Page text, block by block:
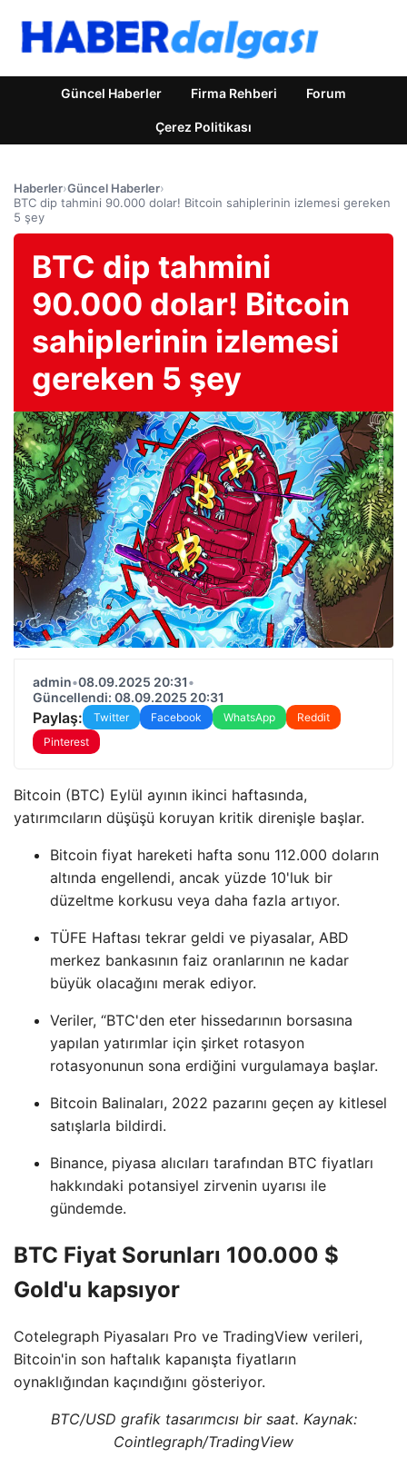
Güncel Haberler Firma Rehberi Forum
Çerez Politikası
Haberler›Güncel Haberler›
BTC dip tahmini 90.000 dolar! Bitcoin sahiplerinin izlemesi gereken
5 şey
BTC dip tahmini
90.000 dolar! Bitcoin
sahiplerinin izlemesi
gereken 5 şey
admin•08.09.2025 20:31•
Güncellendi: 08.09.2025 20:31
Paylaş: Twitter Facebook WhatsApp
Reddit
Pinterest
Bitcoin (BTC) Eylül ayının ikinci haftasında,
yatırımcıların düşüşü koruyan kritik direnişle başlar.
Bitcoin fiyat hareketi hafta sonu 112.000 doların
altında engellendi, ancak yüzde 10'luk bir
düzeltme korkusu veya daha fazla artıyor.
TÜFE Haftası tekrar geldi ve piyasalar, ABD
merkez bankasının faiz oranlarının ne kadar
büyük olacağını merak ediyor.
Veriler, “BTC'den eter hissedarının borsasına
yapılan yatırımlar için şirket rotasyon
rotasyonunun sona erdiğini vurgulamaya başlar.
Bitcoin Balinaları, 2022 pazarını geçen ay kitlesel
satışlarla bildirdi.
Binance, piyasa alıcıları tarafından BTC fiyatları
hakkındaki potansiyel zirvenin uyarısı ile
gündemde.
BTC Fiyat Sorunları 100.000 $
Gold'u kapsıyor
Cotelegraph Piyasaları Pro ve TradingView verileri,
Bitcoin'in son haftalık kapanışta fiyatların
oynaklığından kaçındığını gösteriyor.
BTC/USD grafik tasarımcısı bir saat. Kaynak:
Cointlegraph/TradingView